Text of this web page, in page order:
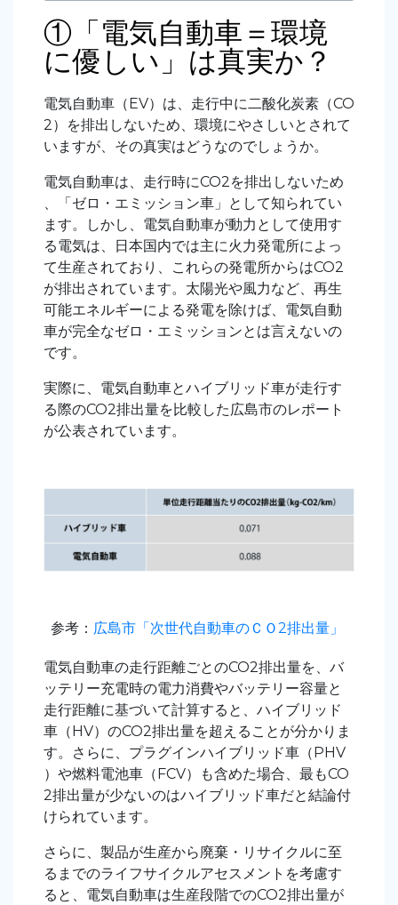
①「電気自動車＝環境
に優しい」は真実か？
電気自動車（EV）は、走行中に二酸化炭素（CO
2）を排出しないため、環境にやさしいとされて
いますが、その真実はどうなのでしょうか。
電気自動車は、走行時にCO2を排出しないため
、「ゼロ・エミッション車」として知られてい
ます。しかし、電気自動車が動力として使用す
る電気は、日本国内では主に火力発電所によっ
て生産されており、これらの発電所からはCO2
が排出されています。太陽光や風力など、再生
可能エネルギーによる発電を除けば、電気自動
車が完全なゼロ・エミッションとは言えないの
です。
実際に、電気自動車とハイブリッド車が走行す
る際のCO2排出量を比較した広島市のレポート
が公表されています。
参考： 広島市「次世代自動車のＣＯ2排出量」
電気自動車の走行距離ごとのCO2排出量を、バ
ッテリー充電時の電力消費やバッテリー容量と
走行距離に基づいて計算すると、ハイブリッド
車（HV）のCO2排出量を超えることが分かりま
す。さらに、プラグインハイブリッド車（PHV
）や燃料電池車（FCV）も含めた場合、最もCO
2排出量が少ないのはハイブリッド車だと結論付
けられています。
さらに、製品が生産から廃棄・リサイクルに至
るまでのライフサイクルアセスメントを考慮す
ると、電気自動車は生産段階でのCO2排出量が